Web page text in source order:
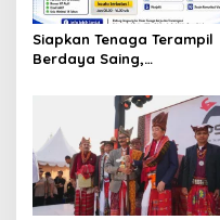
Siapkan Tenaga Terampil
Berdaya Saing,
Tamiang Buka Pelatihan